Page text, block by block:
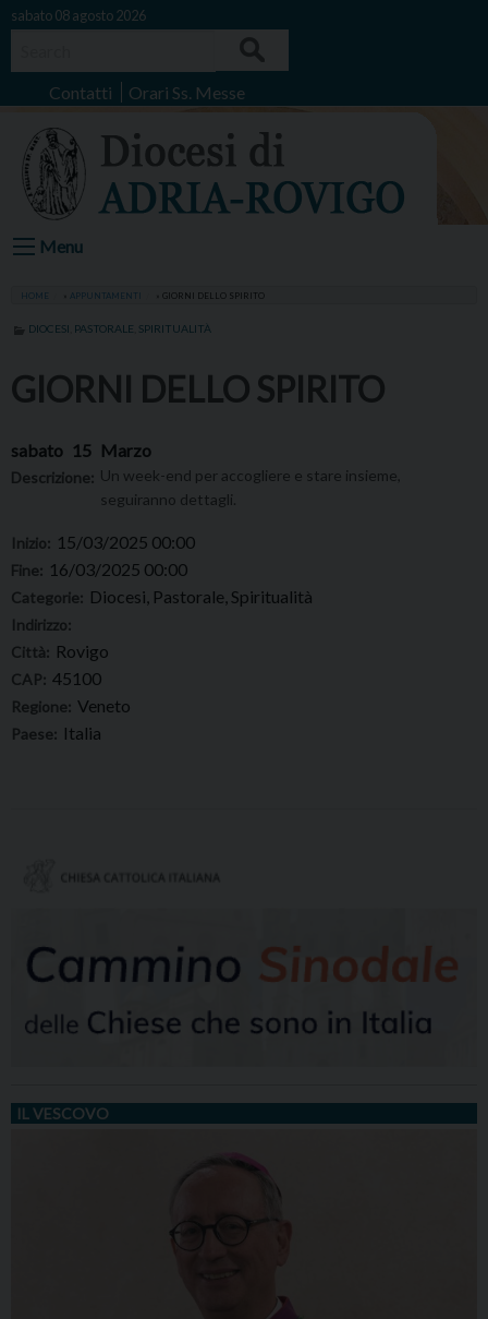
Skip
sabato 08 agosto 2026
Contatti Orari Ss. Messe
Menu
HOME APPUNTAMENTI GIORNI DELLO SPIRITO
DIOCESI PASTORALE SPIRITUALITÀ
GIORNI DELLO SPIRITO
sabato 15 Marzo
Descrizione: Un week-end per accogliere e stare insieme,
seguiranno dettagli.
Inizio: 15/03/2025 00:00
Fine: 16/03/2025 00:00
Categorie: Diocesi, Pastorale, Spiritualità
Indirizzo:
Città: Rovigo
CAP: 45100
Regione: Veneto
Paese: Italia
IL VESCOVO